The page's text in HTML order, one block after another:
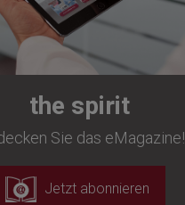
the spirit
Sie das eMagazine!
Jetzt abonnieren